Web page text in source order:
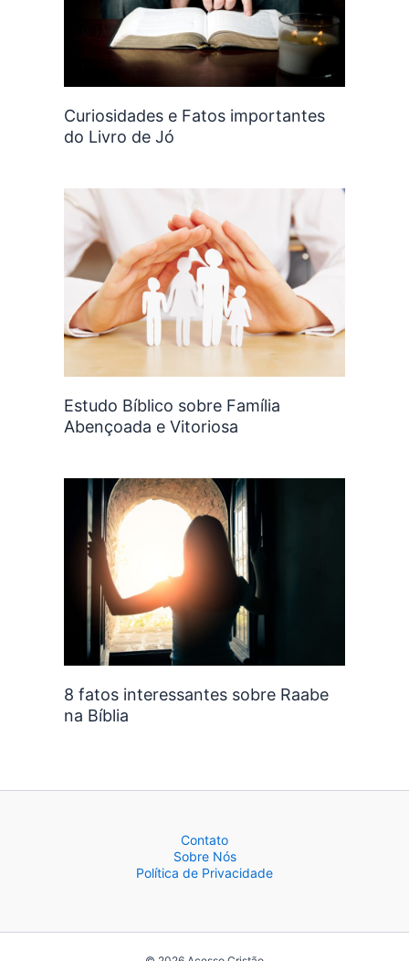
Curiosidades e Fatos importantes
do Livro de Jó
Estudo Bíblico sobre Família
Abençoada e Vitoriosa
8 fatos interessantes sobre Raabe
na Bíblia
Contato
Sobre Nós
Política de Privacidade